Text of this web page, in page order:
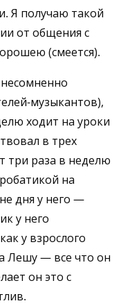
Я получаю такой
от общения с
(смеется).
музыкантов),
ходит на уроки
в трех
три раза в неделю
на
дня у него —
у него
у взрослого
Лешу — все что он
он это с